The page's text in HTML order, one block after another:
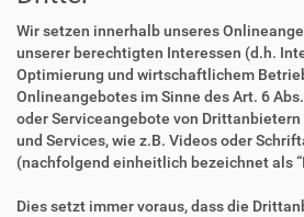
Wir setzen innerhalb unseres
unserer berechtigten Interessen (d.h.
Optimierung und wirtschaftlichem
Onlineangebotes im Sinne des Art. 6
oder Serviceangebote von
und Services, wie z.B. Videos oder
(nachfolgend einheitlich bezeichnet als
Dies setzt immer voraus, dass die